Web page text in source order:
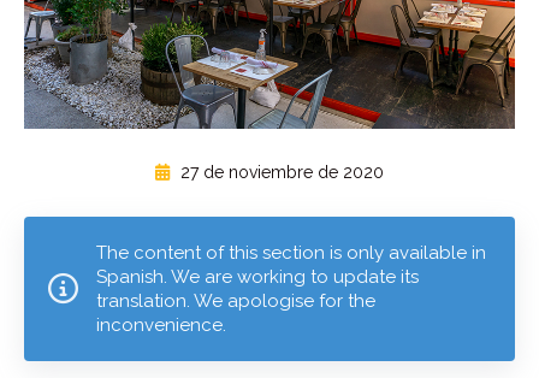
27 de noviembre de 2020
The content of this section is only available in
Spanish. We are working to update its
translation. We apologise for the
inconvenience.